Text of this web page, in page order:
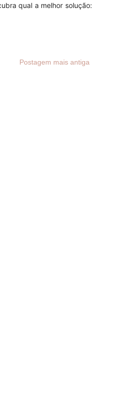
qual a melhor solução:
Postagem mais antiga